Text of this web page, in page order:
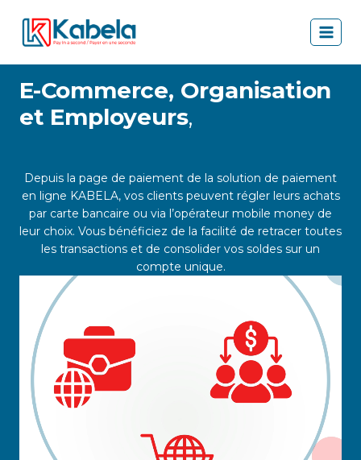
contenu
E-Commerce, Organisation
et Employeurs,
Depuis la page de paiement de la solution de paiement
en ligne KABELA, vos clients peuvent régler leurs achats
par carte bancaire ou via l’opérateur mobile money de
leur choix. Vous bénéficiez de la facilité de retracer toutes
les transactions et de consolider vos soldes sur un
compte unique.